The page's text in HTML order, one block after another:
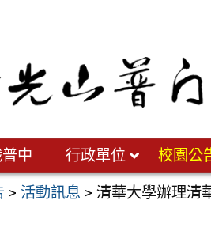
中 行政單位 校園公
> 活動訊息 >清華大學辦理清